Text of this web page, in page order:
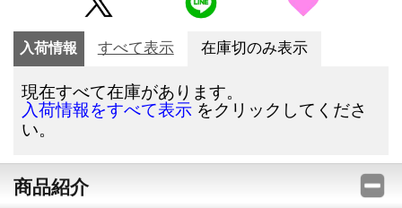
入荷情報 すべて表示 在庫切のみ表示
現在すべて在庫があります。
入荷情報をすべて表示 をクリックしてくださ
い。
商品紹介